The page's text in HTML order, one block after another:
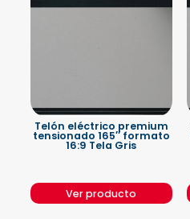
Telón eléctrico premium
tensionado 165″ formato
16:9 Tela Gris
Ver producto